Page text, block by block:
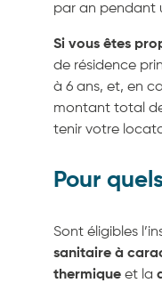
par an pendant
Si vous êtes
de résidence
à 6 ans, et, en
montant total
tenir votre
Pour
Sont éligibles
sanitaire à
thermique et la